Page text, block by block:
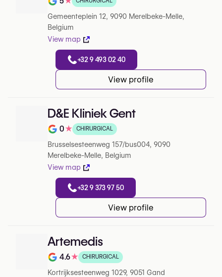
Note de 5 sur 5 sur Google
Gemeenteplein 12, 9090 Merelbeke-Melle,
Belgium
View map
+32 9 493 02 40
View profile
D&E Kliniek Gent
Note de 0 sur 5 sur Google
0★ CHIRURGICAL
Brusselsesteenweg 157/bus004, 9090
Merelbeke-Melle, Belgium
View map
+32 9 373 97 50
View profile
Artemedis
Note de 4.6 sur 5 sur Google
4.6★ CHIRURGICAL
Kortrijksesteenweg 1029, 9051 Gand